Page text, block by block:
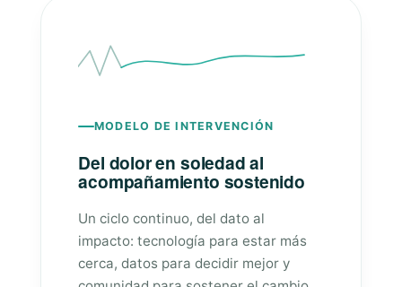
MODELO DE INTERVENCIÓN
Del dolor en soledad al
acompañamiento sostenido
Un ciclo continuo, del dato al
impacto: tecnología para estar más
cerca, datos para decidir mejor y